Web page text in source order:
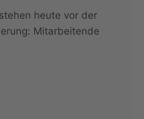
heute vor der
Mitarbeitende